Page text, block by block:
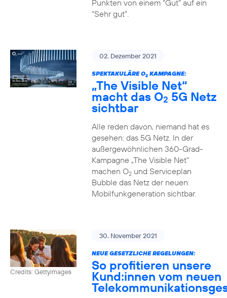
Punkten von einem “Gut” auf ein
“Sehr gut”.
02. Dezember 2021
SPEKTAKULÄRE O2KAMPAGNE:
„The Visible Net“
macht das O2 5G Netz
sichtbar
Alle reden davon, niemand hat es
gesehen: das 5G Netz. In der
außergewöhnlichen 360-Grad-
Kampagne „The Visible Net“
machen O2und Serviceplan
Bubble das Netz der neuen
Mobilfunkgeneration sichtbar.
Credits: Gettyimages
30. November 2021
NEUE GESETZLICHE REGELUNGEN:
So profitieren unsere
Kund:innen vom neuen